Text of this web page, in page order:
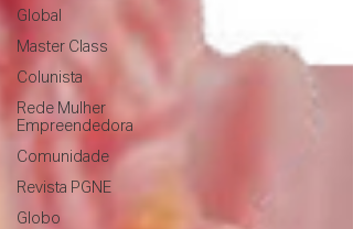
Global
Master Class
Colunista
Rede Mulher
Empreendedora
Comunidade
Revista PGNE
Globo